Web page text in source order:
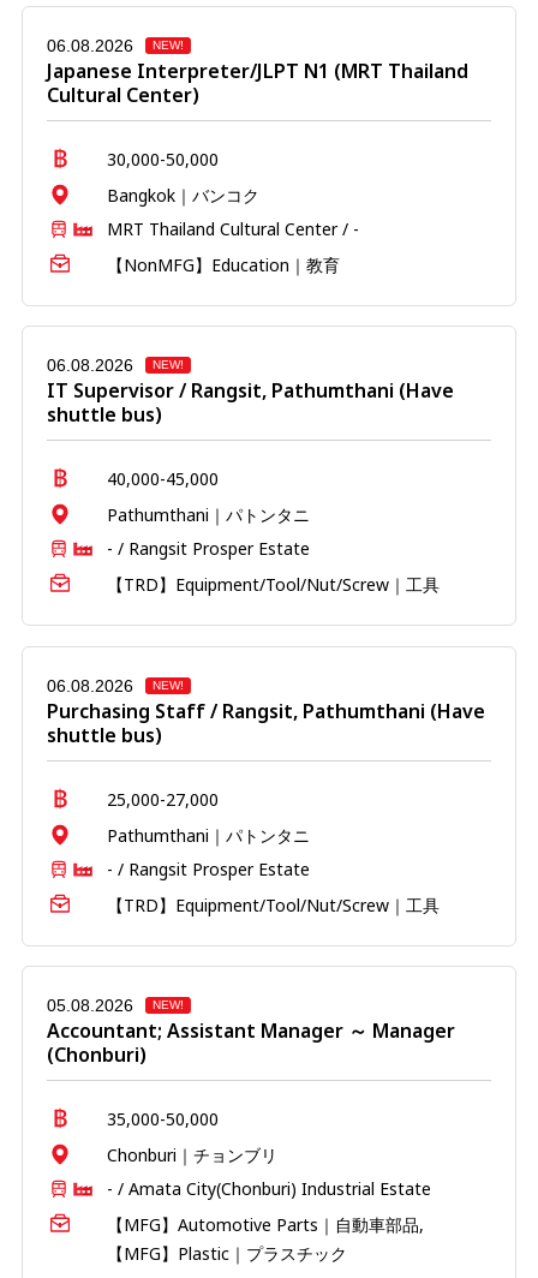
06.08.2026 NEW!
Japanese Interpreter/JLPT N1 (MRT Thailand
Cultural Center)
30,000-50,000
Bangkok｜バンコク
MRT Thailand Cultural Center / -
【NonMFG】Education｜教育
06.08.2026 NEW!
IT Supervisor / Rangsit, Pathumthani (Have
shuttle bus)
40,000-45,000
Pathumthani｜パトンタニ
- / Rangsit Prosper Estate
【TRD】Equipment/Tool/Nut/Screw｜工具
06.08.2026 NEW!
Purchasing Staff / Rangsit, Pathumthani (Have
shuttle bus)
25,000-27,000
Pathumthani｜パトンタニ
- / Rangsit Prosper Estate
【TRD】Equipment/Tool/Nut/Screw｜工具
05.08.2026 NEW!
Accountant; Assistant Manager ～ Manager
(Chonburi)
35,000-50,000
Chonburi｜チョンブリ
- / Amata City(Chonburi) Industrial Estate
【MFG】Automotive Parts｜自動車部品,
【MFG】Plastic｜プラスチック